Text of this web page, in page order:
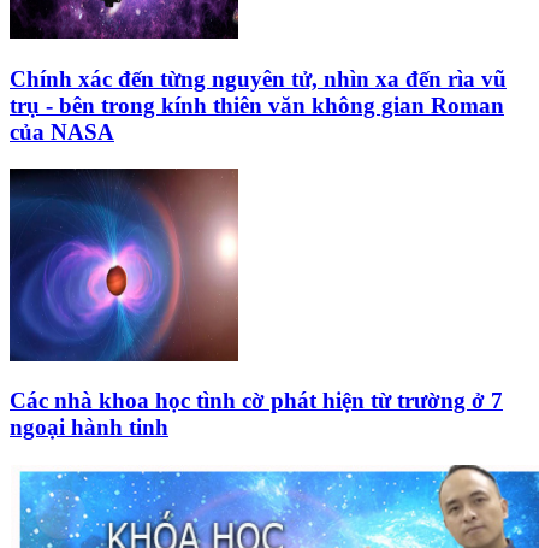
Chính xác đến từng nguyên tử, nhìn xa đến rìa vũ
trụ - bên trong kính thiên văn không gian Roman
của NASA
Các nhà khoa học tình cờ phát hiện từ trường ở 7
ngoại hành tinh